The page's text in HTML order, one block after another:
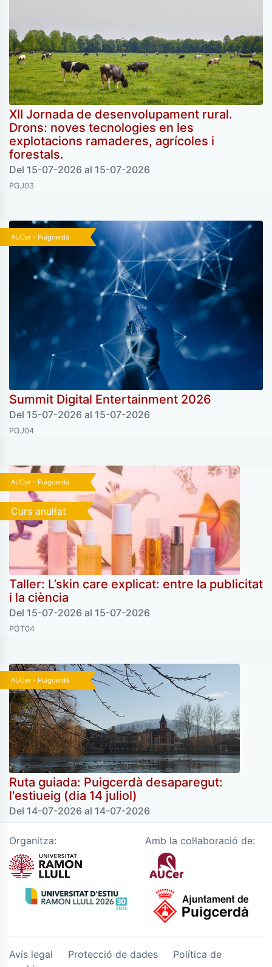
XII Jornada de desenvolupament rural.
Drons: noves tecnologies en les
explotacions ramaderes, agrícoles i
forestals.
Del 15-07-2026 al 15-07-2026
PGJ03
AUCer - Puigcerdà
Summit Digital Entertainment 2026
Del 15-07-2026 al 15-07-2026
PGJ04
AUCer - Puigcerdà
Curs anul·lat
Taller: L’skin care explicat: entre la publicitat
i la ciència
Del 15-07-2026 al 15-07-2026
PGT04
AUCer - Puigcerdà
Ruta guiada: Puigcerdà desaparegut:
l'estiueig (dia 14 juliol)
Del 14-07-2026 al 14-07-2026
Organitza: Amb la col·laboració de:
Avís legal Protecció de dades
Política de